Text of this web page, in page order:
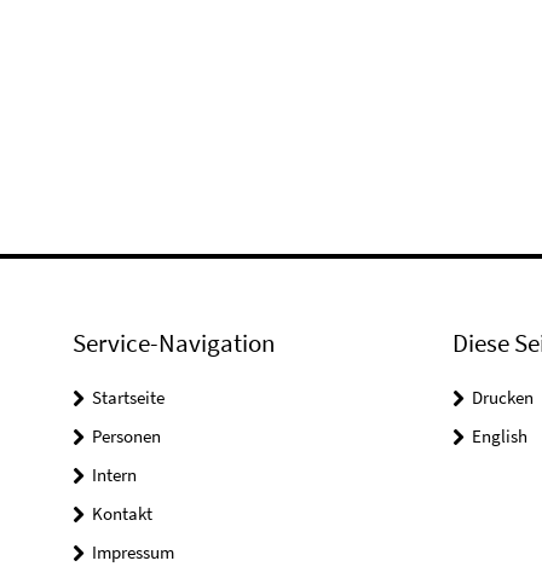
Service-Navigation
Startseite
Personen
Intern
Kontakt
Impressum
Diese
Drucken
English